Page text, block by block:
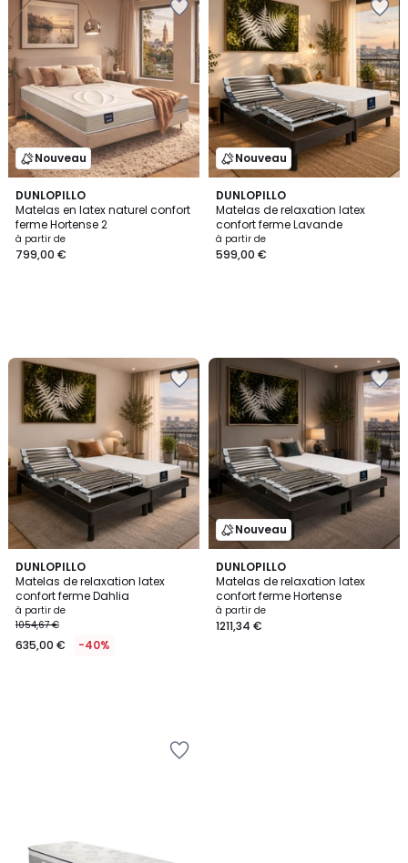
Nouveau
DUNLOPILLO
Matelas en latex naturel confort
ferme Hortense 2
à partir de
799,00 €
Nouveau
DUNLOPILLO
Matelas de relaxation latex
confort ferme Lavande
à partir de
599,00 €
DUNLOPILLO
Matelas de relaxation latex
confort ferme Dahlia
à partir de
1054,67 €
635,00 € -40%
Nouveau
DUNLOPILLO
Matelas de relaxation latex
confort ferme Hortense
à partir de
1211,34 €